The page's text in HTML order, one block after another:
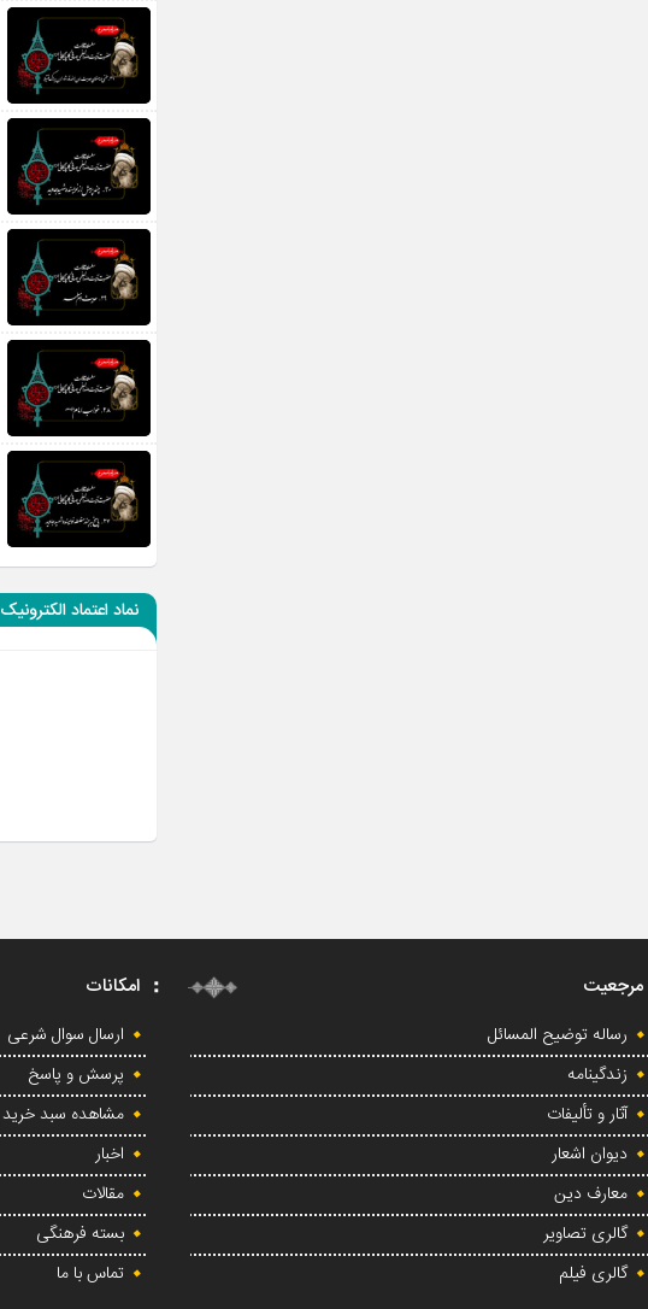
نماد اعتماد الکترونیک
مرجعیت
رساله توضیح المسائل
زندگینامه
آثار و تألیفات
دیوان اشعار
معارف دین
گالری تصاویر
گالری فیلم
امکانات
ارسال سوال شرعی
پرسش و پاسخ
مشاهده سبد خرید
اخبار
مقالات
بسته فرهنگی
تماس با ما